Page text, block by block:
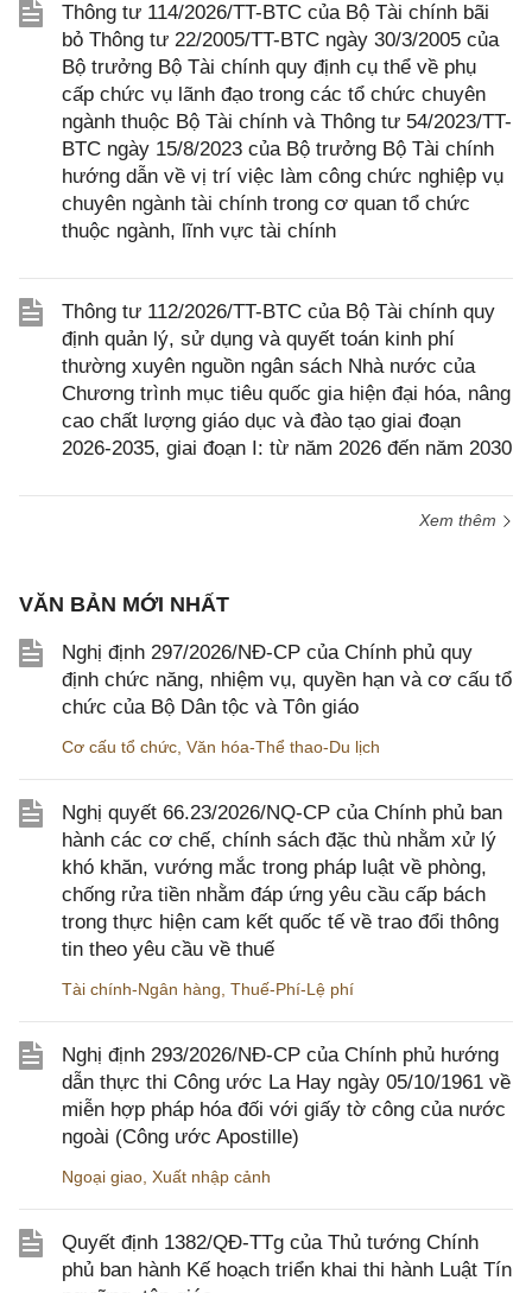
Thông tư 114/2026/TT-BTC của Bộ Tài chính bãi
bỏ Thông tư 22/2005/TT-BTC ngày 30/3/2005 của
Bộ trưởng Bộ Tài chính quy định cụ thể về phụ
cấp chức vụ lãnh đạo trong các tổ chức chuyên
ngành thuộc Bộ Tài chính và Thông tư 54/2023/TT-
BTC ngày 15/8/2023 của Bộ trưởng Bộ Tài chính
hướng dẫn về vị trí việc làm công chức nghiệp vụ
chuyên ngành tài chính trong cơ quan tổ chức
thuộc ngành, lĩnh vực tài chính
Thông tư 112/2026/TT-BTC của Bộ Tài chính quy
định quản lý, sử dụng và quyết toán kinh phí
thường xuyên nguồn ngân sách Nhà nước của
Chương trình mục tiêu quốc gia hiện đại hóa, nâng
cao chất lượng giáo dục và đào tạo giai đoạn
2026-2035, giai đoạn I: từ năm 2026 đến năm 2030
Xem thêm
VĂN BẢN MỚI NHẤT
Nghị định 297/2026/NĐ-CP của Chính phủ quy
định chức năng, nhiệm vụ, quyền hạn và cơ cấu tổ
chức của Bộ Dân tộc và Tôn giáo
Cơ cấu tổ chức Văn hóa-Thể thao-Du lịch
Nghị quyết 66.23/2026/NQ-CP của Chính phủ ban
hành các cơ chế, chính sách đặc thù nhằm xử lý
khó khăn, vướng mắc trong pháp luật về phòng,
chống rửa tiền nhằm đáp ứng yêu cầu cấp bách
trong thực hiện cam kết quốc tế về trao đổi thông
tin theo yêu cầu về thuế
Tài chính-Ngân hàng Thuế-Phí-Lệ phí
Nghị định 293/2026/NĐ-CP của Chính phủ hướng
dẫn thực thi Công ước La Hay ngày 05/10/1961 về
miễn hợp pháp hóa đối với giấy tờ công của nước
ngoài (Công ước Apostille)
Ngoại giao Xuất nhập cảnh
Quyết định 1382/QĐ-TTg của Thủ tướng Chính
phủ ban hành Kế hoạch triển khai thi hành Luật Tín